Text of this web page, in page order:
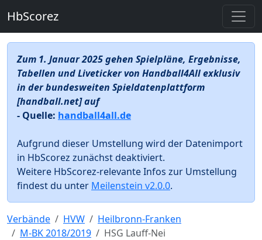
HbScorez
Zum 1. Januar 2025 gehen Spielpläne, Ergebnisse,
Tabellen und Liveticker von Handball4All exklusiv
in der bundesweiten Spieldatenplattform
[handball.net] auf
- Quelle: handball4all.de
Aufgrund dieser Umstellung wird der Datenimport
in HbScorez zunächst deaktiviert.
Weitere HbScorez-relevante Infos zur Umstellung
findest du unter Meilenstein v2.0.0.
Verbände HVW
Heilbronn-Franken
M-BK 2018/2019
HSG Lauff-Nei